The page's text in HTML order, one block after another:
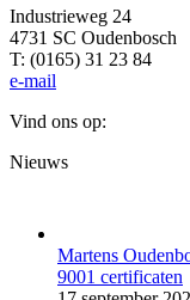
Industrieweg 24
4731 SC Oudenbosch
T: (0165) 31 23 84
e-mail
Vind ons op:
Facebook
window
YouTube
window
Mail
window
Website
window
Nieuws
Martens
9001 certificaten